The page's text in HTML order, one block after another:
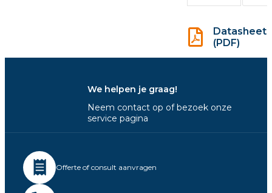
Datasheet
(PDF)
We helpen je graag!
Neem contact op of bezoek onze
service pagina
Offerte of consult aanvragen